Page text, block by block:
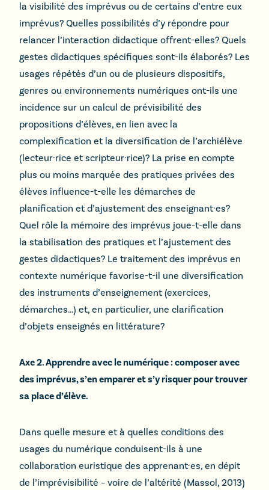
la visibilité des imprévus ou de certains d’entre eux
imprévus? Quelles possibilités d’y répondre pour
relancer l’interaction didactique offrent-elles? Quels
gestes didactiques spécifiques sont-ils élaborés? Les
usages répétés d’un ou de plusieurs dispositifs,
genres ou environnements numériques ont-ils une
incidence sur un calcul de prévisibilité des
propositions d’élèves, en lien avec la
complexification et la diversification de l’archiélève
(lecteur·rice et scripteur·rice)? La prise en compte
plus ou moins marquée des pratiques privées des
élèves influence-t-elle les démarches de
planification et d’ajustement des enseignant·es?
Quel rôle la mémoire des imprévus joue-t-elle dans
la stabilisation des pratiques et l’ajustement des
gestes didactiques? Le traitement des imprévus en
contexte numérique favorise-t-il une diversification
des instruments d’enseignement (exercices,
démarches…) et, en particulier, une clarification
d’objets enseignés en littérature?
Axe 2. Apprendre avec le numérique : composer avec
des imprévus, s’en emparer et s’y risquer pour trouver
sa place d’élève.
Dans quelle mesure et à quelles conditions des
usages du numérique conduisent-ils à une
collaboration euristique des apprenant·es, en dépit
de l’imprévisibilité – voire de l’altérité (Massol, 2013)